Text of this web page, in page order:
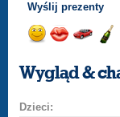
Wyślij prezenty
uśmiech
buziaka
Wygląd &
Dzieci: